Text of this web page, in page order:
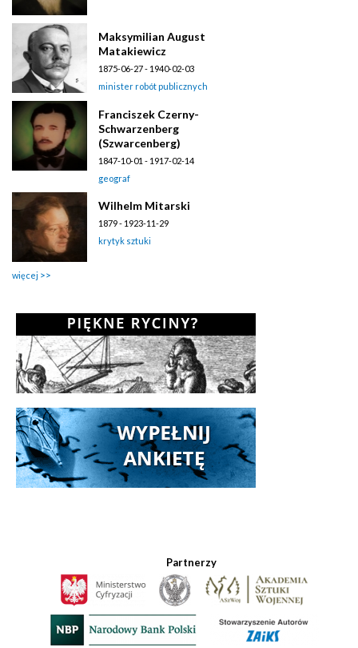
Maksymilian August
Matakiewicz
1875-06-27 - 1940-02-03
minister robót publicznych
Franciszek Czerny-
Schwarzenberg
(Szwarcenberg)
1847-10-01 - 1917-02-14
geograf
Wilhelm Mitarski
1879 - 1923-11-29
krytyk sztuki
więcej
Partnerzy